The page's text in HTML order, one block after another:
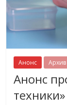
Анонс
Анонс